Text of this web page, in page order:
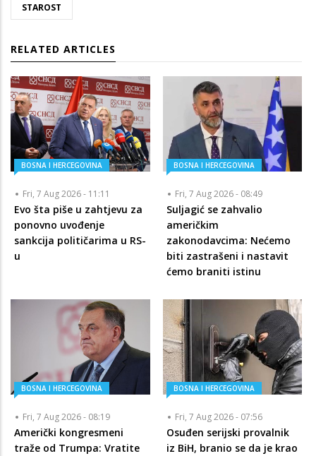
STAROST
RELATED ARTICLES
BOSNA I HERCEGOVINA
Fri, 7 Aug 2026 - 11:11
Evo šta piše u zahtjevu za
ponovno uvođenje
sankcija političarima u RS-
u
BOSNA I HERCEGOVINA
Fri, 7 Aug 2026 - 08:49
Suljagić se zahvalio
američkim
zakonodavcima: Nećemo
biti zastrašeni i nastavit
ćemo braniti istinu
BOSNA I HERCEGOVINA
Fri, 7 Aug 2026 - 08:19
Američki kongresmeni
traže od Trumpa: Vratite
BOSNA I HERCEGOVINA
Fri, 7 Aug 2026 - 07:56
Osuđen serijski provalnik
iz BiH, branio se da je krao